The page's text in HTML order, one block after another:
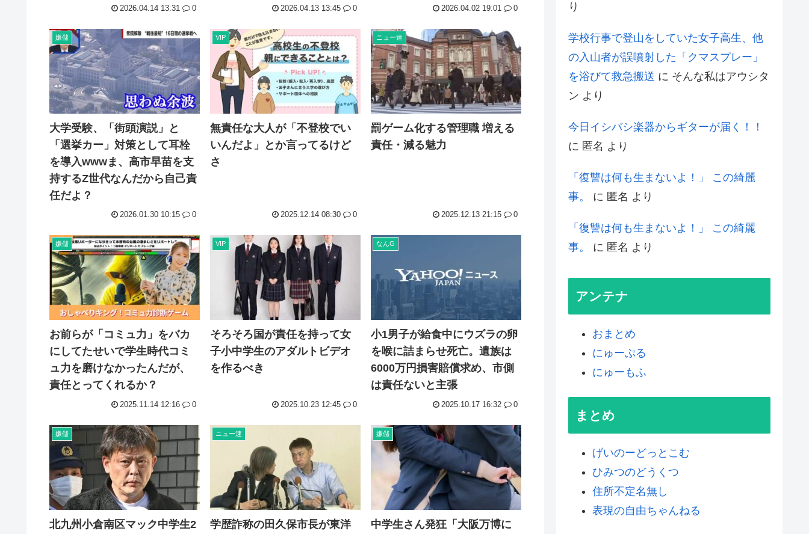
2026.04.14 13:31 0 2026.04.13 13:45 0 2026.04.02 19:01 0
嫌儲
大学受験、「街頭演説」と
「選挙カー」対策として耳栓
を導入wwwま、高市早苗を支
持するZ世代なんだから自己責
任だよ？
2026.01.30 10:15 0
VIP
無責任な大人が「不登校でい
いんだよ」とか言ってるけど
さ
2025.12.14 08:30 0
ニュー速
罰ゲーム化する管理職 増える
責任・減る魅力
2025.12.13 21:15 0
嫌儲
お前らが「コミュ力」をバカ
にしてたせいで学生時代コミ
ュ力を磨けなかったんだが、
責任とってくれるか？
2025.11.14 12:16 0
VIP
そろそろ国が責任を持って女
子小中学生のアダルトビデオ
を作るべき
2025.10.23 12:45 0
なんG
小1男子が給食中にウズラの卵
を喉に詰まらせ死亡。遺族は
6000万円損害賠償求め、市側
は責任ないと主張
2025.10.17 16:32 0
嫌儲
北九州小倉南区マック中学生2
ニュー速
学歴詐称の田久保市長が東洋
嫌儲
中学生さん発狂「大阪万博に
り
学校行事で登山をしていた女子高生、他
の入山者が誤噴射した「クマスプレー」
を浴びて救急搬送 に そんな私はアウシタ
ン より
今日イシバシ楽器からギターが届く！！
に 匿名 より
「復讐は何も生まないよ！」 この綺麗
事。
に 匿名 より
「復讐は何も生まないよ！」 この綺麗
事。
に 匿名 より
アンテナ
おまとめ
にゅーぷる
にゅーもふ
まとめ
げいのーどっとこむ
ひみつのどうくつ
住所不定名無し
表現の自由ちゃんねる